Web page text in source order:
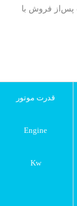
و خدمات پس‌از فروش با
قدرت موتور
Engine
Kw